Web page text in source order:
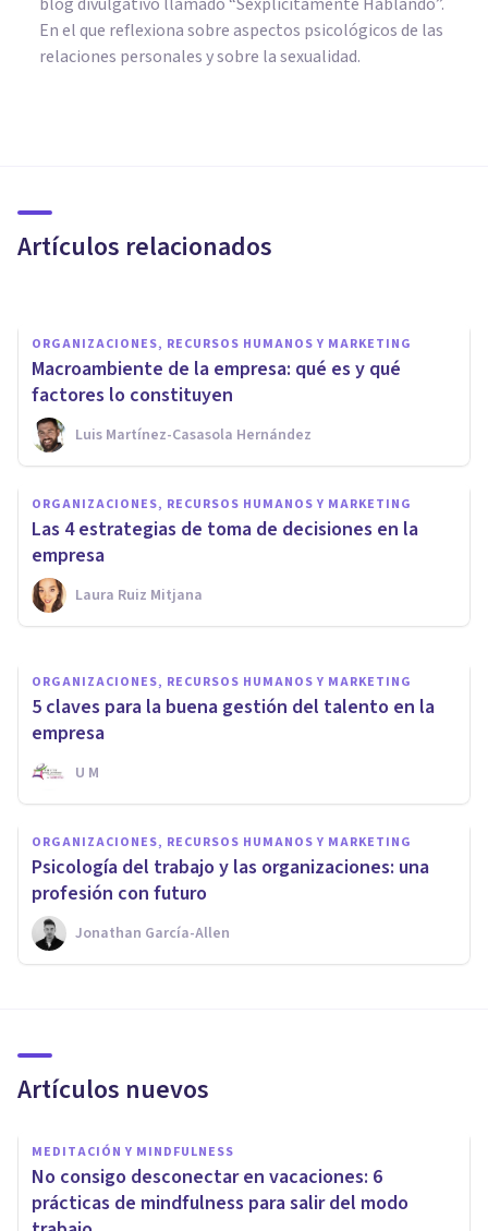
En el que reflexiona sobre aspectos psicológicos de las
relaciones personales y sobre la sexualidad.
Artículos relacionados
empresa? Método y ejemplos
ORGANIZACIONES, RECURSOS HUMANOS Y MARKETING
Macroambiente de la empresa: qué es y qué
factores lo constituyen
Luis Martínez-Casasola Hernández
ORGANIZACIONES, RECURSOS HUMANOS Y MARKETING
Las 4 estrategias de toma de decisiones en la
empresa
Laura Ruiz Mitjana
Coaching en el trabajo: qué es
y cuáles son sus beneficios
Psicología Y Mente
ORGANIZACIONES, RECURSOS HUMANOS Y MARKETING
5 claves para la buena gestión del talento en la
empresa
U M
ORGANIZACIONES, RECURSOS HUMANOS Y MARKETING
​Psicología del trabajo y las organizaciones: una
profesión con futuro
Jonathan García-Allen
Artículos nuevos
MEDITACIÓN Y MINDFULNESS
No consigo desconectar en vacaciones: 6
prácticas de mindfulness para salir del modo